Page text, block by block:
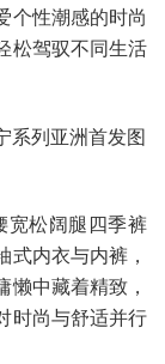
个性潮感的时尚
松驾驭不同生活
宽松阔腿四季裤
内衣与内裤，
中藏着精致，
时尚与舒适并行